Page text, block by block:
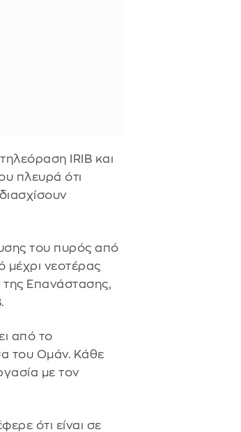
IRIB και
πλευρά ότι
του πυρός από
μέχρι νεοτέρας
Επανάστασης,
από το
του Ομάν. Κάθε
με τον
ότι είναι σε